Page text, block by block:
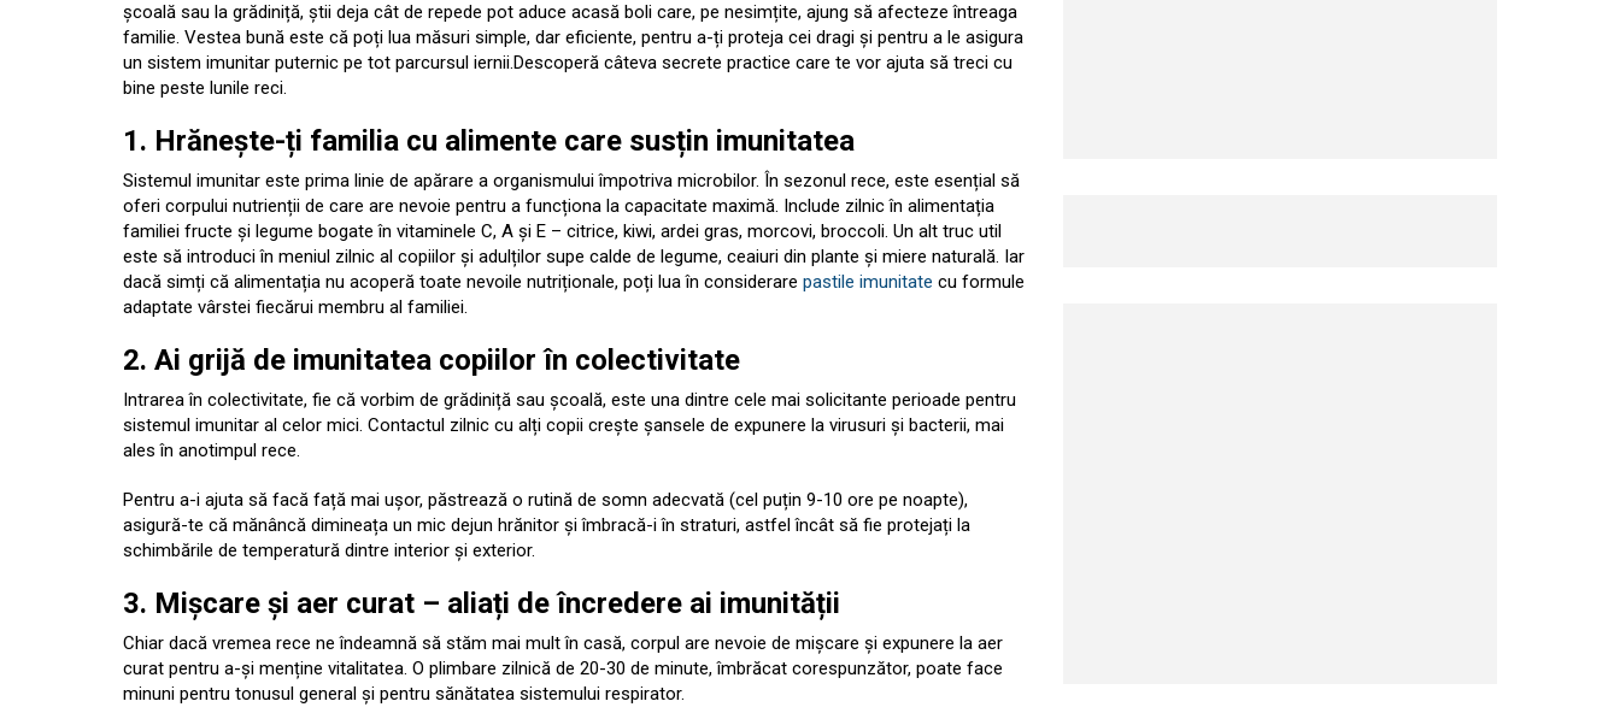
școală sau la grădiniță, știi deja cât de repede pot aduce acasă boli care, pe nesimțite, ajung să afecteze întreaga
familie. Vestea bună este că poți lua măsuri simple, dar eficiente, pentru a-ți proteja cei dragi și pentru a le asigura
un sistem imunitar puternic pe tot parcursul iernii.Descoperă câteva secrete practice care te vor ajuta să treci cu
bine peste lunile reci.
1. Hrănește-ți familia cu alimente care susțin imunitatea
Sistemul imunitar este prima linie de apărare a organismului împotriva microbilor. În sezonul rece, este esențial să
oferi corpului nutrienții de care are nevoie pentru a funcționa la capacitate maximă. Include zilnic în alimentația
familiei fructe și legume bogate în vitaminele C, A și E – citrice, kiwi, ardei gras, morcovi, broccoli. Un alt truc util
este să introduci în meniul zilnic al copiilor și adulților supe calde de legume, ceaiuri din plante și miere naturală. Iar
dacă simți că alimentația nu acoperă toate nevoile nutriționale, poți lua în considerare pastile imunitate cu formule
adaptate vârstei fiecărui membru al familiei.
2. Ai grijă de imunitatea copiilor în colectivitate
Intrarea în colectivitate, fie că vorbim de grădiniță sau școală, este una dintre cele mai solicitante perioade pentru
sistemul imunitar al celor mici. Contactul zilnic cu alți copii crește șansele de expunere la virusuri și bacterii, mai
ales în anotimpul rece.
Pentru a-i ajuta să facă față mai ușor, păstrează o rutină de somn adecvată (cel puțin 9-10 ore pe noapte),
asigură-te că mănâncă dimineața un mic dejun hrănitor și îmbracă-i în straturi, astfel încât să fie protejați la
schimbările de temperatură dintre interior și exterior.
3. Mișcare și aer curat – aliați de încredere ai imunității
Chiar dacă vremea rece ne îndeamnă să stăm mai mult în casă, corpul are nevoie de mișcare și expunere la aer
curat pentru a-și menține vitalitatea. O plimbare zilnică de 20-30 de minute, îmbrăcat corespunzător, poate face
minuni pentru tonusul general și pentru sănătatea sistemului respirator.